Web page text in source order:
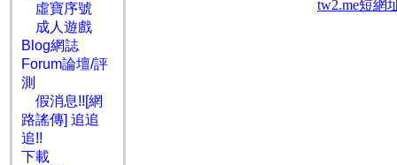
虛寶序號
成人遊戲
Blog網誌
Forum論壇/評
測
假消息!![網
路謠傳] 追追
追!!
下載